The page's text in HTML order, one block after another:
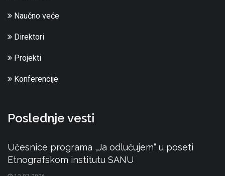
Naučno veće
Direktori
Projekti
Konferencije
Poslednje vesti
Učesnice programa „Ja odlučujem“ u poseti
Etnografskom institutu SANU